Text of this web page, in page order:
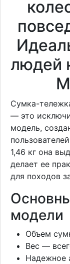
людей
Сумка-
— это
модель,
1,46 кг она
делает ее
для походов
модели
Объем
Вес —
Надежное